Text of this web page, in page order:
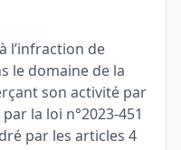
l’infraction de
le domaine de la
son activité par
la loi n°2023-451
par les articles 4